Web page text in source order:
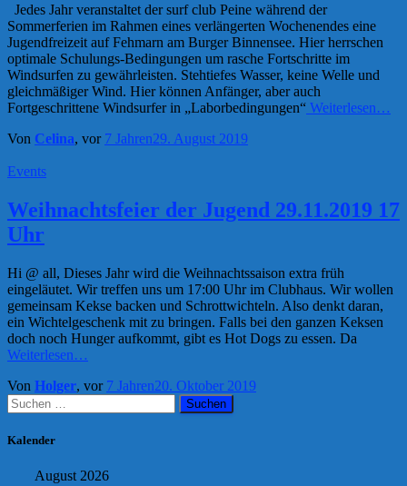
Jedes Jahr veranstaltet der surf club Peine während der
Sommerferien im Rahmen eines verlängerten Wochenendes eine
Jugendfreizeit auf Fehmarn am Burger Binnensee. Hier herrschen
optimale Schulungs-Bedingungen um rasche Fortschritte im
Windsurfen zu gewährleisten. Stehtiefes Wasser, keine Welle und
gleichmäßiger Wind. Hier können Anfänger, aber auch
Fortgeschrittene Windsurfer in „Laborbedingungen“ Weiterlesen…
Von Celina, vor 7 Jahren29. August 2019
Events
Weihnachtsfeier der Jugend 29.11.2019 17
Uhr
Hi @ all, Dieses Jahr wird die Weihnachtssaison extra früh
eingeläutet. Wir treffen uns um 17:00 Uhr im Clubhaus. Wir wollen
gemeinsam Kekse backen und Schrottwichteln. Also denkt daran,
ein Wichtelgeschenk mit zu bringen. Falls bei den ganzen Keksen
doch noch Hunger aufkommt, gibt es Hot Dogs zu essen. Da
Weiterlesen…
Von Holger, vor 7 Jahren20. Oktober 2019
Suchen
nach:
Kalender
August 2026